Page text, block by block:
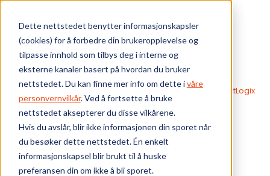
Dette nettstedet benytter informasjonskapsler
(cookies) for å forbedre din brukeropplevelse og
tilpasse innhold som tilbys deg i interne og
eksterne kanaler basert på hvordan du bruker
nettstedet. Du kan finne mer info om dette ivåre
personvernvilkår. Ved å fortsette å bruke
nettstedet aksepterer du disse vilkårene.
Hvis du avslår, blir ikke informasjonen din sporet når
du besøker dette nettstedet. Én enkelt
informasjonskapsel blir brukt til å huske
preferansen din om ikke å bli sporet.
Skip to main content
Webshop PLS - Integrerte kontrollsystemer
CompactLogix
Strømforsyninger
Strømforsyninger
Brukes på 1769-familien (5370-CPUer)
Bærekraft
Vi tilbyr
Ressurser
Om oss